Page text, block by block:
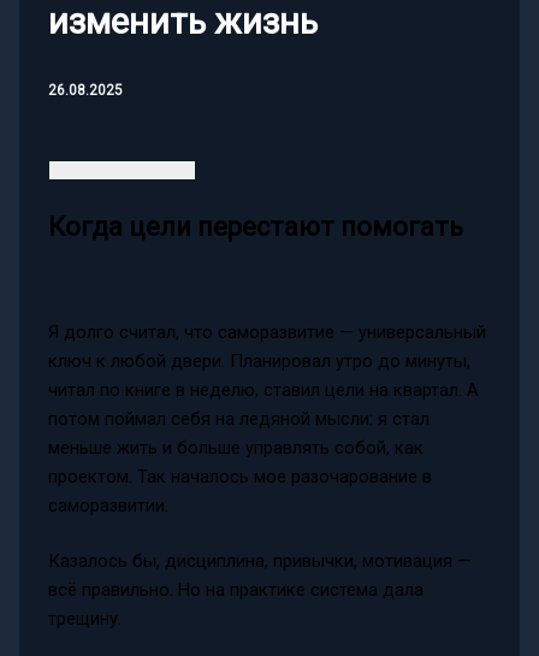
изменить жизнь
26.08.2025
Когда цели перестают помогать
Я долго считал, что саморазвитие — универсальный
ключ к любой двери. Планировал утро до минуты,
читал по книге в неделю, ставил цели на квартал. А
потом поймал себя на ледяной мысли: я стал
меньше жить и больше управлять собой, как
проектом. Так началось мое разочарование в
саморазвитии.
Казалось бы, дисциплина, привычки, мотивация —
всё правильно. Но на практике система дала
трещину.